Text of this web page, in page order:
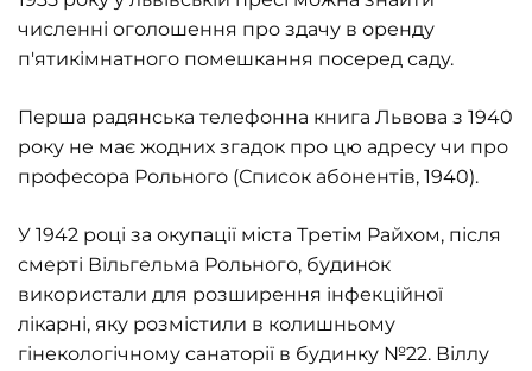
численні оголошення про здачу в оренду
п'ятикімнатного помешкання посеред саду.
Перша радянська телефонна книга Львова з 1940
року не має жодних згадок про цю адресу чи про
професора Рольного (Список абонентів, 1940).
У 1942 році за окупації міста Третім Райхом, після
смерті Вільгельма Рольного, будинок
використали для розширення інфекційної
лікарні, яку розмістили в колишньому
гінекологічному санаторії в будинку №22. Віллу